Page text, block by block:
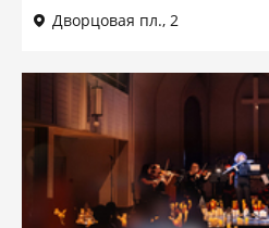
Дворцовая пл., 2